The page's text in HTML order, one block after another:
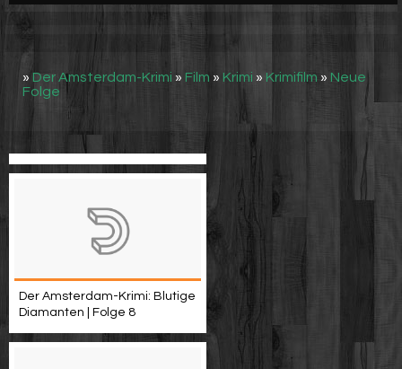
» Der Amsterdam-Krimi » Film » Krimi » Krimifilm » Neue
Folge
Der Amsterdam-Krimi: Blutige
Diamanten | Folge 8